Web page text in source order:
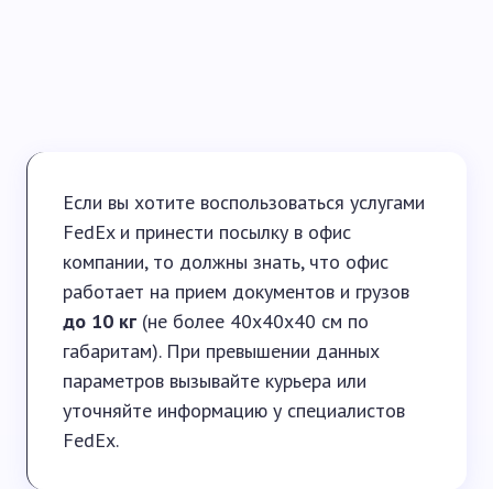
Если вы хотите воспользоваться услугами
FedEx и принести посылку в офис
компании, то должны знать, что офис
работает на прием документов и грузов
до 10 кг (не более 40х40х40 см по
габаритам). При превышении данных
параметров вызывайте курьера или
уточняйте информацию у специалистов
FedEx.